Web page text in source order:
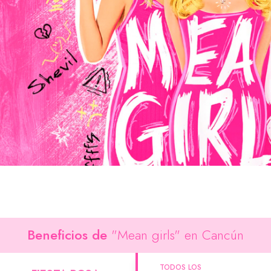
Beneficios de "Mean girls" en Cancún
TODOS LOS